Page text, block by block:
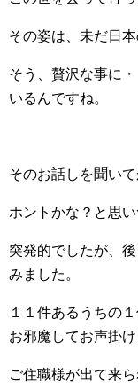
その姿は、未だ日
そう、贅沢な事に
いるんですね。
そのお話しを聞いて
ホントかな？と思
突発的でしたが、
みました。
１１件あるうちの
お邪魔してお声掛け
ご住職様が出て来